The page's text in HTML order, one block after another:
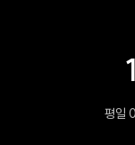
스위치온
[스위치
평일